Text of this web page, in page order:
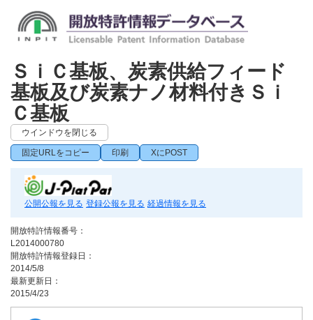
ＳｉＣ基板、炭素供給フィード
基板及び炭素ナノ材料付きＳｉ
Ｃ基板
ウインドウを閉じる
固定URLをコピー 印刷 XにPOST
公開公報を見る 登録公報を見る 経過情報を見る
開放特許情報番号：
L2014000780
開放特許情報登録日：
2014/5/8
最新更新日：
2015/4/23